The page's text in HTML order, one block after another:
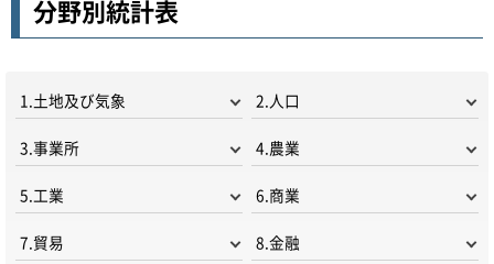
分野別統計表
1.土地及び気象 2.人口
3.事業所 4.農業
5.工業 6.商業
7.貿易 8.金融